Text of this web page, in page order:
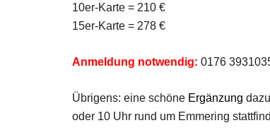
10er-Karte = 210 €
15er-Karte = 278 €
Anmeldung notwendig: 0176
Übrigens: eine schöne Ergänzung
oder 10 Uhr rund um Emmering